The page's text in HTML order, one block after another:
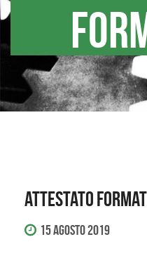
ATTESTATO
15 Agosto 2019